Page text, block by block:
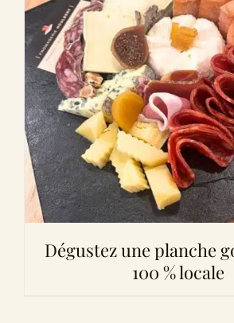
Dégustez une planche
100 % locale